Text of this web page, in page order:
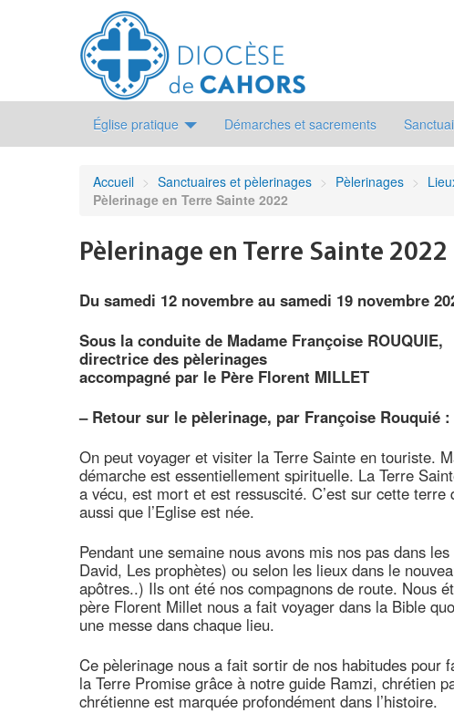
Église pratique Démarches et sacrements
Accueil > Sanctuaires et pèlerinages > Pèlerinages >
Pèlerinage en Terre Sainte 2022
Pèlerinage en Terre Sainte 2022
Du samedi 12 novembre au samedi 19 novembre
Sous la conduite de Madame Françoise ROUQUIE,
directrice des pèlerinages
accompagné par le Père Florent MILLET
– Retour sur le pèlerinage, par Françoise Rouquié :
On peut voyager et visiter la Terre Sainte en touriste.
démarche est essentiellement spirituelle. La Terre
a vécu, est mort et est ressuscité. C’est sur cette
aussi que l’Eglise est née.
Pendant une semaine nous avons mis nos pas dans
David, Les prophètes) ou selon les lieux dans le
apôtres..) Ils ont été nos compagnons de route. Nous
père Florent Millet nous a fait voyager dans la Bible
une messe dans chaque lieu.
Ce pèlerinage nous a fait sortir de nos habitudes pour
la Terre Promise grâce à notre guide Ramzi, chrétien
chrétienne est marquée profondément dans l’histoire.